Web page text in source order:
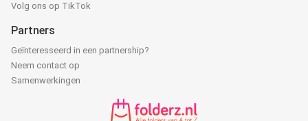
Volg ons op TikTok
Partners
Geïnteresseerd in een partnership?
Neem contact op
Samenwerkingen